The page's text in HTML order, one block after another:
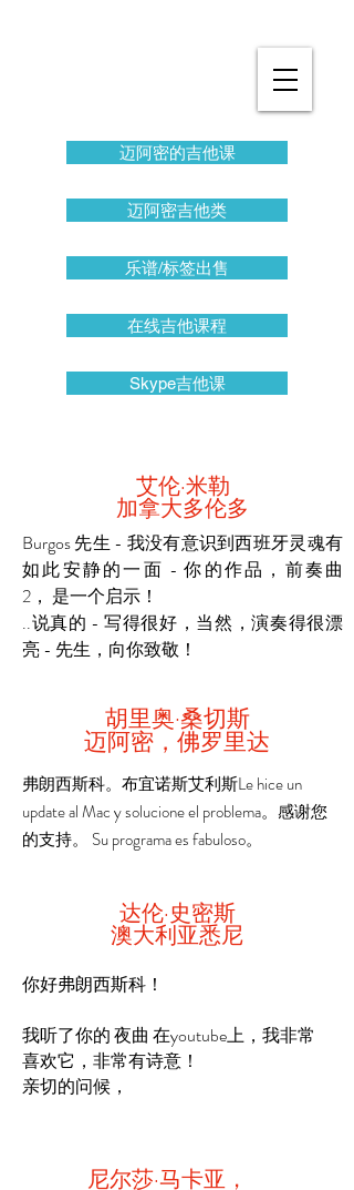
迈阿密的吉他课
迈阿密吉他类
乐谱/标签出售
在线吉他课程
Skype吉他课
艾伦·米勒
加拿大多伦多
胡里奥·桑切斯
迈阿密，佛罗里达
Burgos 先生 - 我没有意识到西班牙灵魂有
如此安静的一面 - 你的作品，前奏曲
2， 是一个启示！
..说真的 - 写得很好，当然，演奏得很漂
亮 - 先生，向你致敬！
弗朗西斯科。布宜诺斯艾利斯Le hice un
update al Mac y solucione el problema。感谢您
的支持。 Su programa es fabuloso。
达伦·史密斯
澳大利亚悉尼
你好弗朗西斯科！
我听了你的夜曲 在youtube上，我非常
喜欢它，非常有诗意！
亲切的问候，
尼尔莎·马卡亚，